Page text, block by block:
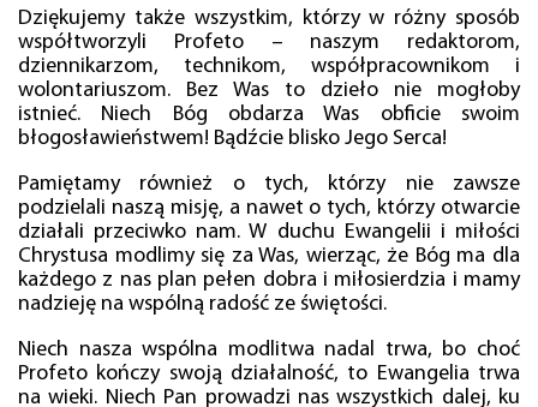
Dziękujemy także wszystkim, którzy w różny sposób
współtworzyli Profeto – naszym redaktorom,
dziennikarzom, technikom, współpracownikom i
wolontariuszom. Bez Was to dzieło nie mogłoby
istnieć. Niech Bóg obdarza Was obficie swoim
błogosławieństwem! Bądźcie blisko Jego Serca!
Pamiętamy również o tych, którzy nie zawsze
podzielali naszą misję, a nawet o tych, którzy otwarcie
działali przeciwko nam. W duchu Ewangelii i miłości
Chrystusa modlimy się za Was, wierząc, że Bóg ma dla
każdego z nas plan pełen dobra i miłosierdzia i mamy
nadzieję na wspólną radość ze świętości.
Niech nasza wspólna modlitwa nadal trwa, bo choć
Profeto kończy swoją działalność, to Ewangelia trwa
na wieki. Niech Pan prowadzi nas wszystkich dalej, ku